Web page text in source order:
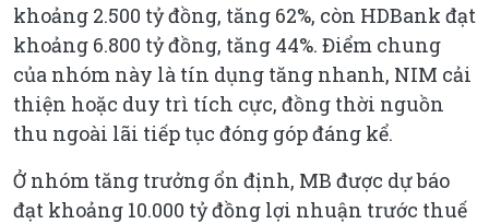
khoảng 2.500 tỷ đồng, tăng 62%, còn HDBank đạt
khoảng 6.800 tỷ đồng, tăng 44%. Điểm chung
của nhóm này là tín dụng tăng nhanh, NIM cải
thiện hoặc duy trì tích cực, đồng thời nguồn
thu ngoài lãi tiếp tục đóng góp đáng kể.
Ở nhóm tăng trưởng ổn định, MB được dự báo
đạt khoảng 10.000 tỷ đồng lợi nhuận trước thuế